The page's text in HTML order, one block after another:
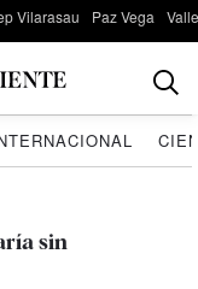
Vilarasau Paz Vega
sin